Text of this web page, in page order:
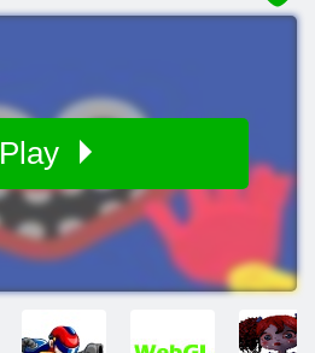
Play